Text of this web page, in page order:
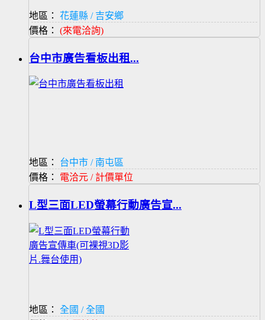
地區：
花蓮縣 / 吉安鄉
價格： (來電洽詢)
台中市廣告看板出租...
地區：
台中市 / 南屯區
價格： 電洽元 / 計價單位
L型三面LED螢幕行動廣告宣...
地區：
全國 / 全國